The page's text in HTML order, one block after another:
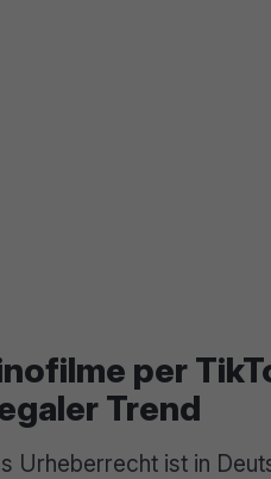
per
Trend
Urheberrecht ist in